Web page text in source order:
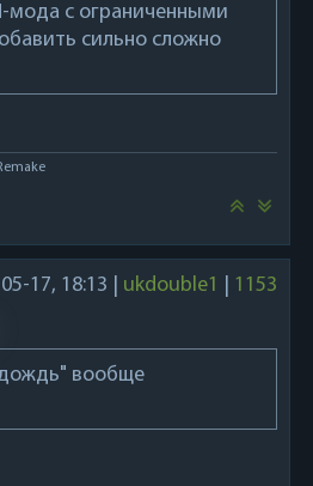
мода с ограниченными
сильно сложно
17, 18:13 ukdouble1 1153
вообще